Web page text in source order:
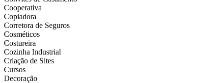
Cooperativa
Copiadora
Corretora de Seguros
Cosméticos
Costureira
Cozinha Industrial
Criação de Sites
Cursos
Decoração